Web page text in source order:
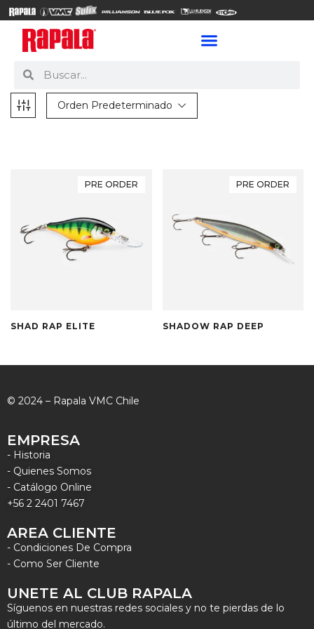
Orden Predeterminado
PRE ORDER
SHAD RAP ELITE
PRE ORDER
SHADOW RAP DEEP
© 2024 – Rapala VMC Chile
EMPRESA
- Historia
- Quienes Somos
- Catálogo Online
+56 2 2401 7467
AREA CLIENTE
- Condiciones De Compra
- Como Ser Cliente
UNETE AL CLUB RAPALA
Síguenos en nuestras redes sociales y no te pierdas de lo
último del mercado.